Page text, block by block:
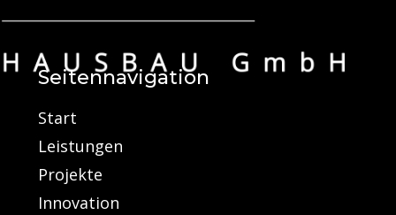
Seitennavigation
Start
Leistungen
Projekte
Innovation